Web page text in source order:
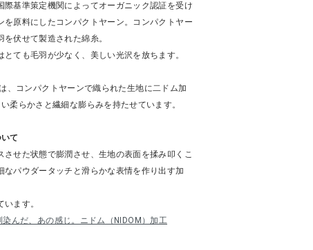
際基準策定機関によってオーガニック認証を受け
を原料にしたコンパクトヤーン。コンパクトヤー
伏せて製造された綿糸。
とても毛羽が少なく、美しい光沢を放ちます。
、コンパクトヤーンで織られた生地に二ドム加
柔らかさと繊細な膨らみを持たせています。
て
させた状態で膨潤させ、生地の表面を揉み叩くこ
なパウダータッチと滑らかな表情を作り出す加
ます。
んだ、あの感じ。ニドム（NIDOM）加工